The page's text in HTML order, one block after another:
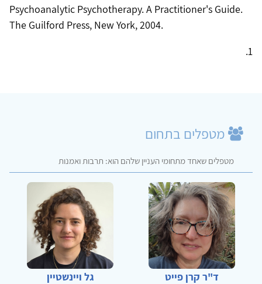
Psychoanalytic Psychotherapy. A Practitioner's Guide.
The Guilford Press, New York, 2004.
1.
מטפלים בתחום
מטפלים שאחד מתחומי העניין שלהם הוא: תרבות ואמנות
ד"ר קרן פייט גל ויינשטיין